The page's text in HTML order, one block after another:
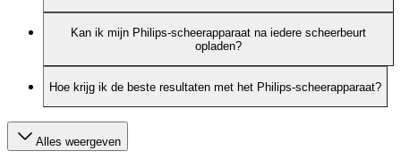
Kan ik mijn Philips-scheerapparaat na iedere scheerbeurt
opladen?
Hoe krijg ik de beste resultaten met het Philips-scheerapparaat?
Alles weergeven